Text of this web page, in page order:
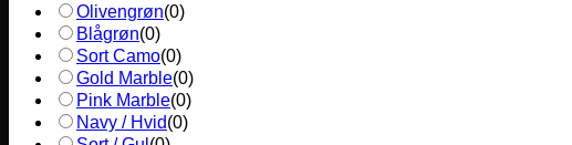
Olivengrøn(0)
Blågrøn(0)
Sort Camo(0)
Gold Marble(0)
Pink Marble(0)
Navy / Hvid(0)